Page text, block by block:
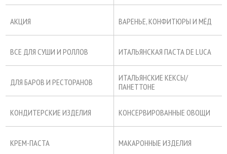
АКЦИЯ ВАРЕНЬЕ, КОНФИТЮРЫ И МЁД
ВСЕ ДЛЯ СУШИ И РОЛЛОВ ИТАЛЬЯНСКАЯ ПАСТА DE LUCA
ДЛЯ БАРОВ И РЕСТОРАНОВ
ИТАЛЬЯНСКИЕ КЕКСЫ/
ПАНЕТТОНЕ
КОНДИТЕРСКИЕ ИЗДЕЛИЯ КОНСЕРВИРОВАННЫЕ ОВОЩИ
КРЕМ-ПАСТА МАКАРОННЫЕ ИЗДЕЛИЯ